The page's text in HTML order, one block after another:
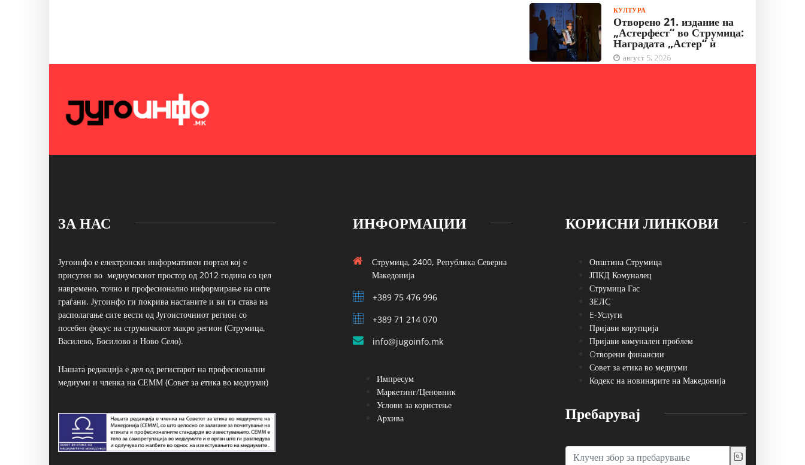
КУЛТУРА
Отворено 21. издание на
„Астерфест“ во Струмица:
Наградата „Астер“ ѝ
август 5, 2026
ЗА НАС
Југоинфо е електронски информативен портал кој е
присутен во медиумскиот простор од 2012 година со цел
навремено, точно и професионално информирање на сите
граѓани. Југоинфо ги покрива настаните и ви ги става на
располагање сите вести од Југоисточниот регион со
посебен фокус на струмичкиот макро регион (Струмица,
Василево, Босилово и Ново Село).
Нашата редакција е дел од регистарот на професионални
медиуми и членка на СЕММ (Совет за етика во медиуми)
ИНФОРМАЦИИ
Струмица, 2400, Република Северна
Македонија
+389 75 476 996
+389 71 214 070
info@jugoinfo.mk
Импресум
Маркетинг/Ценовник
Услови за користење
Архива
КОРИСНИ ЛИНКОВИ
Општина Струмица
ЈПКД Комуналец
Струмица Гас
ЗЕЛС
E-Услуги
Пријави корупција
Пријави комунален проблем
Oтворени финансии
Совет за етика во медиуми
Кодекс на новинарите на Македонија
Пребарувај